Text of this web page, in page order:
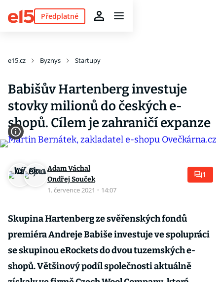
Předplatné
e15.cz Byznys Startupy
Babišův Hartenberg investuje
stovky milionů do českých e-
shopů. Cílem je zahraničí expanze
Adam Váchal
Ondřej Souček
1. července 2021 · 14:07
1
Skupina Hartenberg ze svěřenských fondů
premiéra Andreje Babiše investuje ve spolupráci
se skupinou eRockets do dvou tuzemských e-
shopů. Většinový podíl společnosti aktuálně